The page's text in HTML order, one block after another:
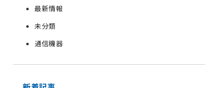
最新情報
未分類
通信機器